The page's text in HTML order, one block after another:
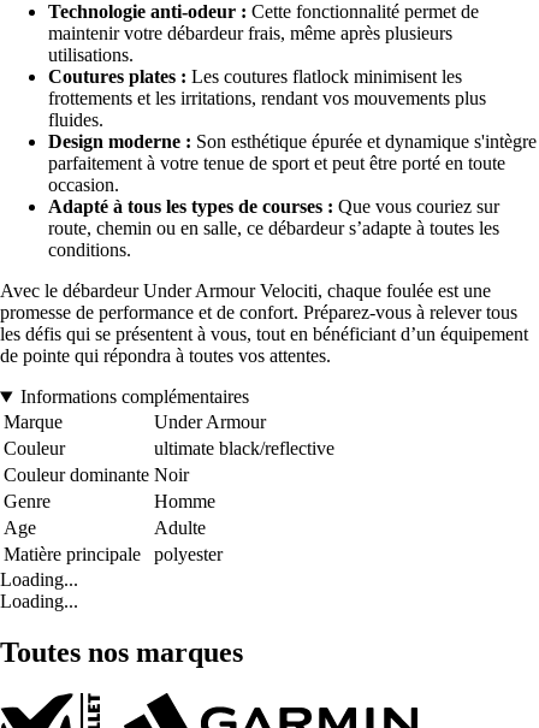
Technologie anti-odeur : Cette fonctionnalité permet de
maintenir votre débardeur frais, même après plusieurs
utilisations.
Coutures plates : Les coutures flatlock minimisent les
frottements et les irritations, rendant vos mouvements plus
fluides.
Design moderne : Son esthétique épurée et dynamique s'intègre
parfaitement à votre tenue de sport et peut être porté en toute
occasion.
Adapté à tous les types de courses : Que vous couriez sur
route, chemin ou en salle, ce débardeur s’adapte à toutes les
conditions.
Avec le débardeur Under Armour Velociti, chaque foulée est une
promesse de performance et de confort. Préparez-vous à relever tous
les défis qui se présentent à vous, tout en bénéficiant d’un équipement
de pointe qui répondra à toutes vos attentes.
Informations complémentaires
Marque
Under Armour
Couleur
ultimate black/reflective
Couleur dominante Noir
Genre
Homme
Age
Adulte
Matière principale
polyester
Loading...
Loading...
Toutes nos marques